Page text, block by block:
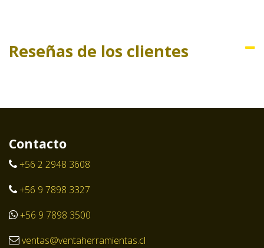
Reseñas de los clientes
Contacto
+56 2 2948 3608
+56 9 7898 3327
+56 9 7898 3500
ventas@ventaherramientas.cl